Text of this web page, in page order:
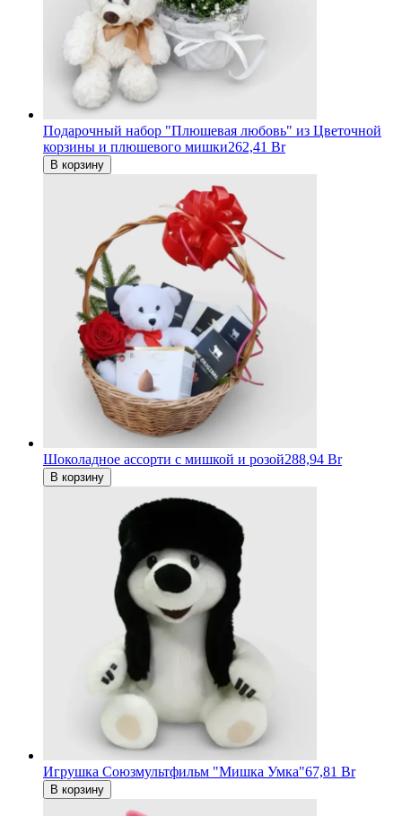
Подарочный набор "Плюшевая любовь" из Цветочной
корзины и плюшевого мишки262,41 Br
В корзину
Шоколадное ассорти с мишкой и розой288,94 Br
В корзину
Игрушка Союзмультфильм "Мишка Умка"67,81 Br
В корзину